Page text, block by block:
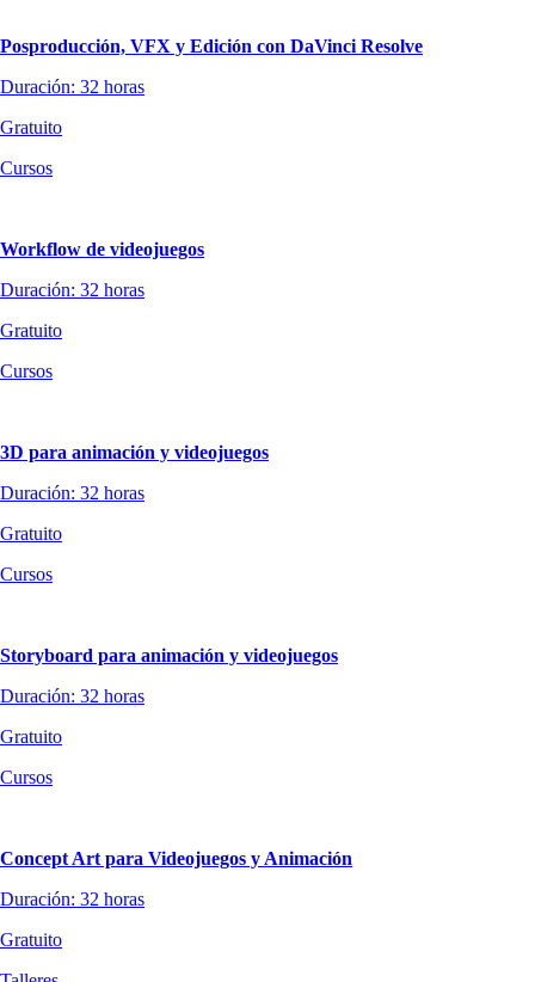
Posproducción, VFX y Edición con DaVinci Resolve
Duración: 32 horas
Gratuito
Cursos
Workflow de videojuegos
Duración: 32 horas
Gratuito
Cursos
3D para animación y videojuegos
Duración: 32 horas
Gratuito
Cursos
Storyboard para animación y videojuegos
Duración: 32 horas
Gratuito
Cursos
Concept Art para Videojuegos y Animación
Duración: 32 horas
Gratuito